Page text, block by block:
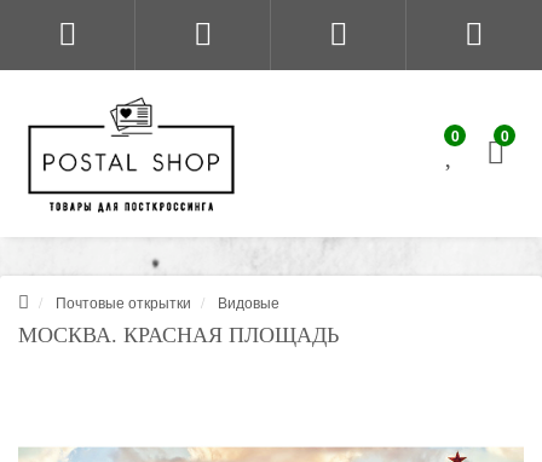
0 0
Почтовые открытки Видовые
МОСКВА. КРАСНАЯ ПЛОЩАДЬ